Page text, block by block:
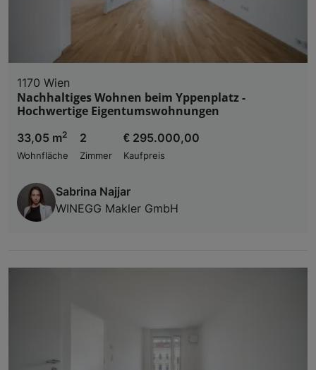
1170 Wien
Nachhaltiges Wohnen beim Yppenplatz -
Hochwertige Eigentumswohnungen
33,05 m2
Wohnfläche
2
Zimmer
€ 295.000,00
Kaufpreis
Sabrina Najjar
WINEGG Makler GmbH